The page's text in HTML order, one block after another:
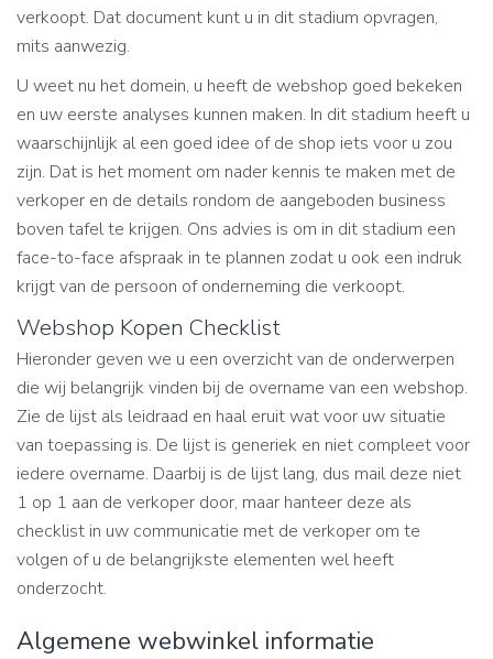
verkoopt. Dat document kunt u in dit stadium opvragen,
mits aanwezig.
U weet nu het domein, u heeft de webshop goed bekeken
en uw eerste analyses kunnen maken. In dit stadium heeft u
waarschijnlijk al een goed idee of de shop iets voor u zou
zijn. Dat is het moment om nader kennis te maken met de
verkoper en de details rondom de aangeboden business
boven tafel te krijgen. Ons advies is om in dit stadium een
face-to-face afspraak in te plannen zodat u ook een indruk
krijgt van de persoon of onderneming die verkoopt.
Webshop Kopen Checklist
Hieronder geven we u een overzicht van de onderwerpen
die wij belangrijk vinden bij de overname van een webshop.
Zie de lijst als leidraad en haal eruit wat voor uw situatie
van toepassing is. De lijst is generiek en niet compleet voor
iedere overname. Daarbij is de lijst lang, dus mail deze niet
1 op 1 aan de verkoper door, maar hanteer deze als
checklist in uw communicatie met de verkoper om te
volgen of u de belangrijkste elementen wel heeft
onderzocht.
Algemene webwinkel informatie